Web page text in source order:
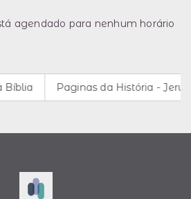
agendado para nenhum horário
Bíblia Paginas da História -